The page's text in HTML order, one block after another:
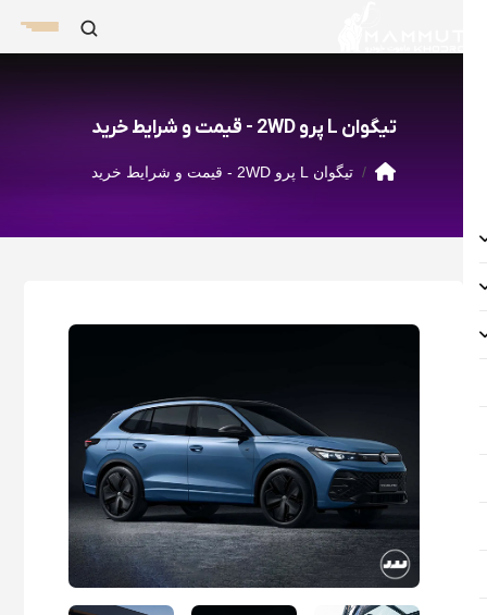
تیگوان L پرو 2WD - قیمت و شرایط خرید
تیگوان L پرو 2WD - قیمت و شرایط خرید